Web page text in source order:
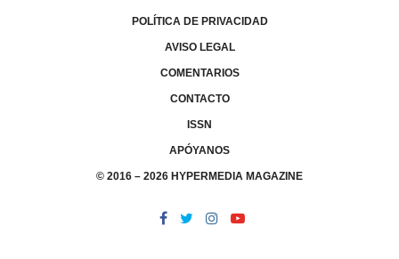
POLÍTICA DE PRIVACIDAD
AVISO LEGAL
COMENTARIOS
CONTACTO
ISSN
APÓYANOS
© 2016 – 2026 HYPERMEDIA MAGAZINE